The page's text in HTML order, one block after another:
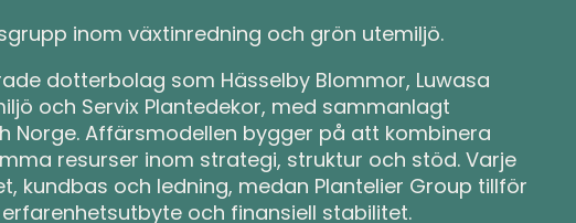
inom växtinredning och grön utemiljö.
dotterbolag som Hässelby Blommor, Luwasa
och Servix Plantedekor, med sammanlagt
Norge. Affärsmodellen bygger på att kombinera
resurser inom strategi, struktur och stöd. Varje
kundbas och ledning, medan Plantelier Group tillför
och finansiell stabilitet.